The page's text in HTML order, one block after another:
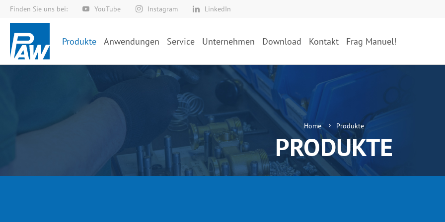
Finden Sie uns bei: YouTube Instagram LinkedIn
Direkt
zum
Inhalt
Produkte Anwendungen Service Unternehmen Download Kontakt Frag Manuel!
Home Produkte
PRODUKTE